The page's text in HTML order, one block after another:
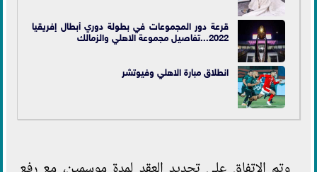
قرعة دور المجموعات في بطولة دوري أبطال إفريقيا
2022...تفاصيل مجموعة الاهلي والزمالك
انطلاق مبارة الاهلي وفيوتشر